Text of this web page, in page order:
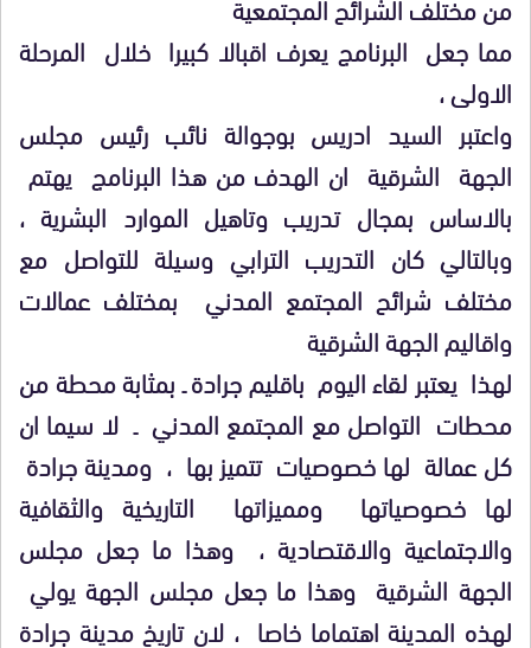
مما جعل البرنامج يعرف اقبالا كبيرا خلال المرحلة
الاولى ،
واعتبر السيد ادريس بوجوالة نائب رئيس مجلس
الجهة الشرقية ان الهدف من هذا البرنامج يهتم
بالاساس بمجال تدريب وتاهيل الموارد البشرية ،
وبالتالي كان التدريب الترابي وسيلة للتواصل مع
مختلف شرائح المجتمع المدني بمختلف عمالات
واقاليم الجهة الشرقية
لهذا يعتبر لقاء اليوم باقليم جرادة ـ بمثابة محطة من
محطات التواصل مع المجتمع المدني ـ لا سيما ان
كل عمالة لها خصوصيات تتميز بها ، ومدينة جرادة
لها خصوصياتها ومميزاتها التاريخية والثقافية
والاجتماعية والاقتصادية ، وهذا ما جعل مجلس
الجهة الشرقية وهذا ما جعل مجلس الجهة يولي
لهذه المدينة اهتماما خاصا ، لان تاريخ مدينة جرادة